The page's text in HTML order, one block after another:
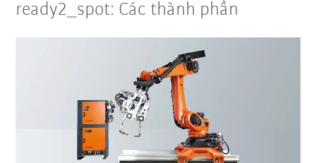
ready2_spot: Các thành phần